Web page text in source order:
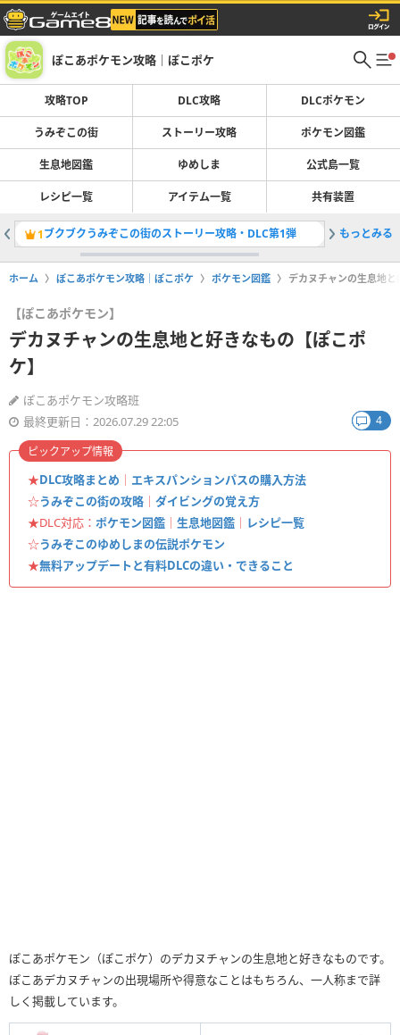
ぽこあポケモン攻略｜ぽこポケ
攻略TOP DLC攻略 DLCポケモン
うみぞこの街 ストーリー攻略 ポケモン図鑑
生息地図鑑 ゆめしま 公式島一覧
レシピ一覧 アイテム一覧 共有装置
1ブクブクうみぞこの街のストーリー攻略・DLC第1弾 2ブクブ
もっとみる
ホーム ぽこあポケモン攻略｜ぽこポケ ポケモン図鑑 デカヌチャンの生息地
【ぽこあポケモン】
デカヌチャンの生息地と好きなもの【ぽこポ
ケ】
ぽこあポケモン攻略班
最終更新日：2026.07.29 22:05
4
★DLC攻略まとめ ｜ エキスパンションパスの購入方法
☆うみぞこの街の攻略 ｜ ダイビングの覚え方
★DLC対応： ポケモン図鑑 ｜ 生息地図鑑 ｜ レシピ一覧
☆うみぞこのゆめしまの伝説ポケモン
★無料アップデートと有料DLCの違い・できること
ピックアップ情報
ぽこあポケモン（ぽこポケ）のデカヌチャンの生息地と好きなものです。
ぽこあデカヌチャンの出現場所や得意なことはもちろん、一人称まで詳
しく掲載しています。